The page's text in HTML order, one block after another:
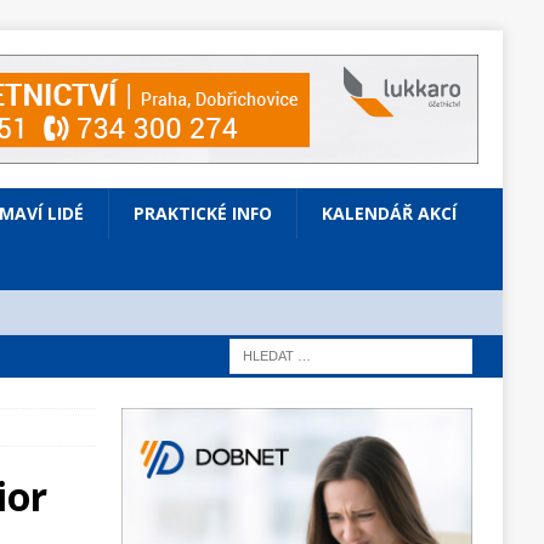
LIDÉ PRAKTICKÉ INFO KALENDÁŘ AKCÍ